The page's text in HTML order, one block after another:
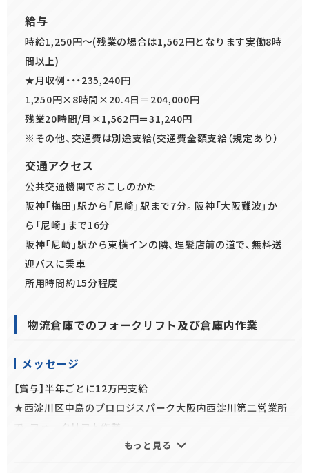
給与
時給1,250円～(残業の場合は1,562円となります実働8時
間以上)
★月収例・・・235,240円
1,250円×8時間×20.4日＝204,000円
残業20時間/月×1,562円＝31,240円
※その他、交通費は別途支給(交通費全額支給（規定あり）
交通アクセス
公共交通機関でおこしのかた
阪神「梅田」駅から「尼崎」駅まで7分。阪神「大阪難波」か
ら「尼崎」まで16分
阪神「尼崎」駅から東横インの隣、理髪店前の道で、無料送
迎バスに乗車
所用時間約15分程度
物流倉庫でのフォークリフト及び倉庫内作業
メッセージ
【賞与】半年ごとに12万円支給
★西淀川区中島のプロロジスパーク大阪内西淀川第二営業所
で、フォークリフト作業
★大手コーヒーチェーン店を、裏方で支える重要なお仕事
もっと見る